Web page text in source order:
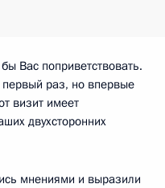
Вас поприветствовать.
раз, но впервые
визит имеет
двухсторонних
мнениями и выразили